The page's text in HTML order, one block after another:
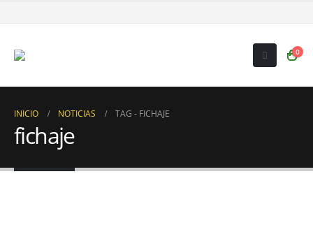
0
INICIO NOTICIAS TAG - FICHAJE
fichaje